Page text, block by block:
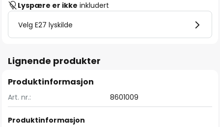
Lyspære er ikke inkludert
Velg E27 lyskilde
Lignende produkter
Produktinformasjon
Art. nr.: 8601009
Produktinformasjon